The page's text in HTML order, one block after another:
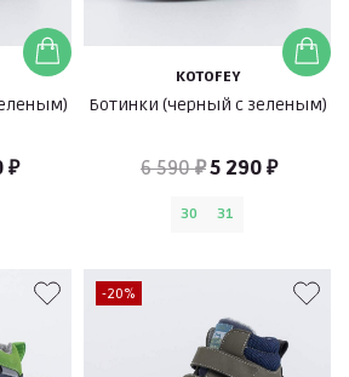
₽
KOTOFEY
Ботинки (черный с зеленым)
6 590 ₽5 290 ₽
30 31
-20%